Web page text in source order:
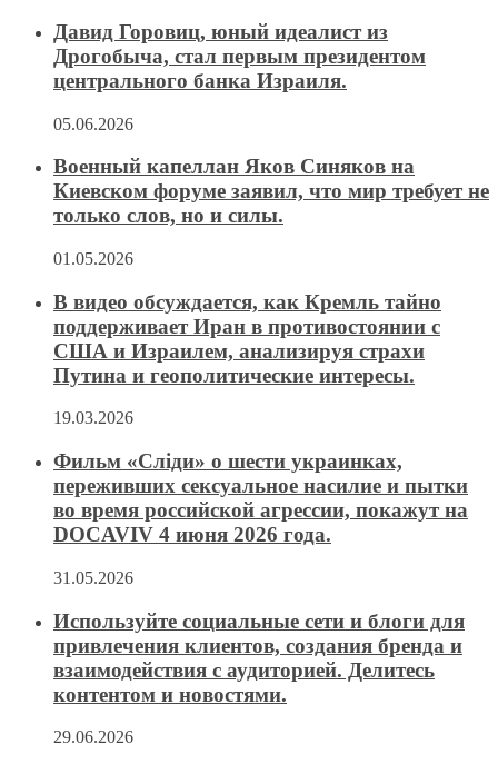
Давид Горовиц, юный идеалист из
Дрогобыча, стал первым президентом
центрального банка Израиля.
05.06.2026
Военный капеллан Яков Синяков на
Киевском форуме заявил, что мир требует не
только слов, но и силы.
01.05.2026
В видео обсуждается, как Кремль тайно
поддерживает Иран в противостоянии с
США и Израилем, анализируя страхи
Путина и геополитические интересы.
19.03.2026
Фильм «Сліди» о шести украинках,
переживших сексуальное насилие и пытки
во время российской агрессии, покажут на
DOCAVIV 4 июня 2026 года.
31.05.2026
Используйте социальные сети и блоги для
привлечения клиентов, создания бренда и
взаимодействия с аудиторией. Делитесь
контентом и новостями.
29.06.2026